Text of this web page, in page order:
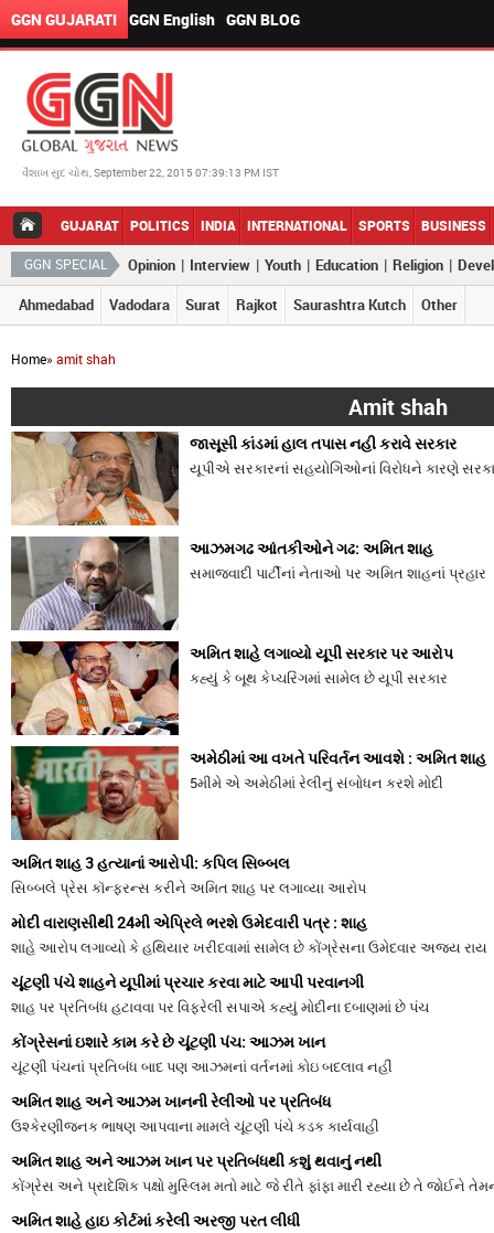
GGN GUJARATI GGN English GGN BLOG
વૈશાખ સુદ ચોથ, September 22, 2015 07:39:13 PM IST
GUJARAT POLITICS INDIA INTERNATIONAL SPORTS BUSINESS
GGN SPECIAL Opinion | Interview | Youth | Education | Religion |
Ahmedabad
Vadodara Surat Rajkot Saurashtra Kutch Other
Home»amit shah
Amit shah
જાસૂસી કાંડમાં હાલ તપાસ નહી કરાવે સરકાર
યૂપીએ સરકારનાં સહયોગિઓનાં વિરોધને કારણે સરકારે
આઝમગઢ આંતકીઓને ગઢ: અમિત શાહ
સમાજવાદી પાર્ટીનાં નેતાઓ પર અમિત શાહનાં પ્રહાર
અમિત શાહે લગાવ્યો યૂપી સરકાર પર આરોપ
કહ્યું કે બૂથ કેપ્ચરિંગમાં સામેલ છે યૂપી સરકાર
અમેઠીમાં આ વખતે પરિવર્તન આવશે : અમિત શાહ
5મીમે એ અમેઠીમાં રેલીનું સંબોધન કરશે મોદી
અમિત શાહ 3 હત્યાનાં આરોપી: કપિલ સિબ્બલ
સિબ્બલે પ્રેસ કૉન્ફરન્સ કરીને અમિત શાહ પર લગાવ્યા આરોપ
મોદી વારાણસીથી 24મી એપ્રિલે ભરશે ઉમેદવારી પત્ર : શાહ
શાહે આરોપ લગાવ્યો કે હથિયાર ખરીદવામાં સામેલ છે કોંગ્રેસના ઉમેદવાર અજય રાય
ચૂંટણી પંચે શાહને યૂપીમાં પ્રચાર કરવા માટે આપી પરવાનગી
શાહ પર પ્રતિબંધ હટાવવા પર વિફરેલી સપાએ કહ્યું મોદીના દબાણમાં છે પંચ
કોંગ્રેસનાં ઇશારે કામ કરે છે ચૂંટણી પંચ: આઝમ ખાન
ચૂંટણી પંચનાં પ્રતિબંધ બાદ પણ આઝમનાં વર્તનમાં કોઇ બદલાવ નહીં
અમિત શાહ અને આઝમ ખાનની રેલીઓ પર પ્રતિબંધ
ઉશ્કેરણીજનક ભાષણ આપવાના મામલે ચૂંટણી પંચે કડક કાર્યવાહી
અમિત શાહ અને આઝમ ખાન પર પ્રતિબંધથી કશું થવાનું નથી
કોંગ્રેસ અને પ્રાદેશિક પક્ષો મુસ્લિમ મતો માટે જે રીતે ફાંફા મારી રહ્યા છે તે જોઈને
અમિત શાહે હાઇ કોર્ટમાં કરેલી અરજી પરત લીધી